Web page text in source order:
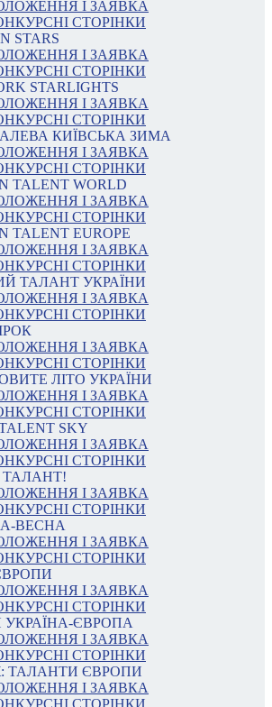
І ЗАЯВКА
СТОРІНКИ
STARS
І ЗАЯВКА
СТОРІНКИ
STARLIGHTS
І ЗАЯВКА
СТОРІНКИ
КИЇВСЬКА ЗИМА
І ЗАЯВКА
СТОРІНКИ
TALENT WORLD
І ЗАЯВКА
СТОРІНКИ
TALENT EUROPE
І ЗАЯВКА
СТОРІНКИ
ТАЛАНТ УКРАЇНИ
І ЗАЯВКА
СТОРІНКИ
І ЗАЯВКА
СТОРІНКИ
ЛІТО УКРАЇНИ
І ЗАЯВКА
СТОРІНКИ
SKY
І ЗАЯВКА
СТОРІНКИ
І ЗАЯВКА
СТОРІНКИ
ВЕСНА
І ЗАЯВКА
СТОРІНКИ
І ЗАЯВКА
СТОРІНКИ
УКРАЇНА-ЄВРОПА
І ЗАЯВКА
СТОРІНКИ
ТАЛАНТИ ЄВРОПИ
І ЗАЯВКА
СТОРІНКИ